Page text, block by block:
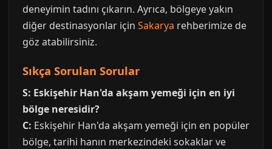
deneyimin tadını çıkarın. Ayrıca, bölgeye yakın
diğer destinasyonlar için Sakarya rehberimize de
göz atabilirsiniz.
Sıkça Sorulan Sorular
S: Eskişehir Han'da akşam yemeği için en iyi
bölge neresidir?
C: Eskişehir Han'da akşam yemeği için en popüler
bölge, tarihi hanın merkezindeki sokaklar ve